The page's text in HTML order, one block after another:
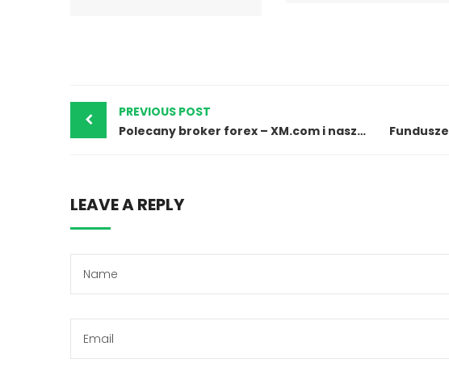
PREVIOUS POST
Polecany broker forex – XM.com i nasza opinia
LEAVE A REPLY